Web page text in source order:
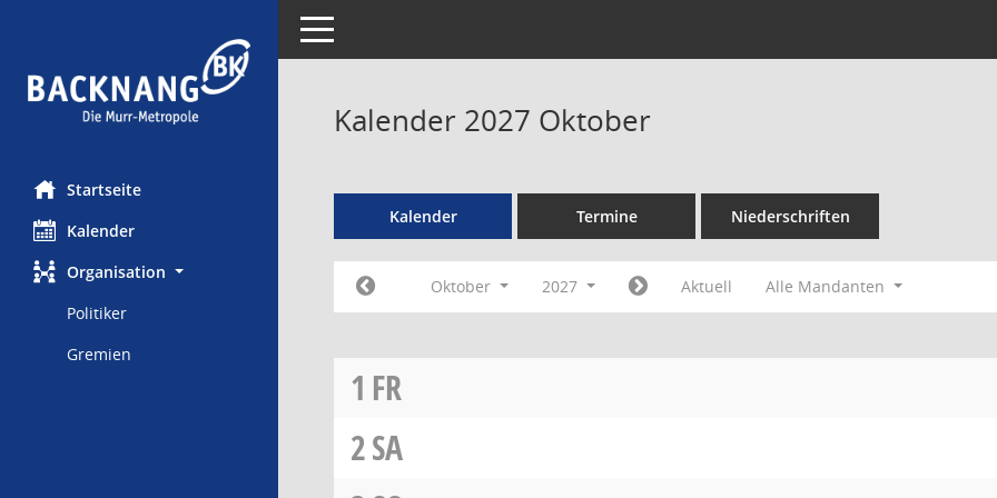
Startseite
Kalender
Organisation
Politiker
Gremien
Toggle navigation
Kalender 2027 Oktober
Kalender Termine Niederschriften
Oktober 2027 Aktuell Alle Mandanten
1 FR
2SA